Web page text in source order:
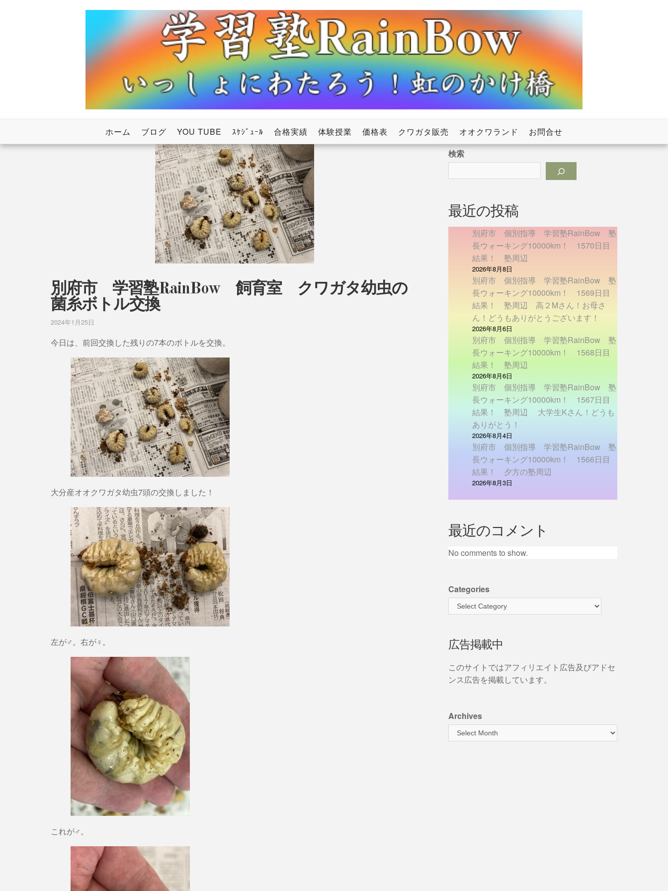
学習塾RainBow
ホーム ブログ YOU TUBE ｽｹｼﾞｭｰﾙ 合格実績 体験授業 価格表 クワガタ販売 オオクワランド お問合せ
別府市 学習塾RainBow 飼育室 クワガタ幼虫の
菌糸ボトル交換
2024年1月25日
今日は、前回交換した残りの7本のボトルを交換。
大分産オオクワガタ幼虫7頭の交換しました！
左が♂。右が♀。
これが♂。
検索
最近の投稿
別府市 個別指導 学習塾RainBow 塾
長ウォーキング10000km！ 1570日目
結果！ 塾周辺
2026年8月8日
別府市 個別指導 学習塾RainBow 塾
長ウォーキング10000km！ 1569日目
結果！ 塾周辺 高２Mさん！お母さ
ん！どうもありがとうございます！
2026年8月6日
別府市 個別指導 学習塾RainBow 塾
長ウォーキング10000km！ 1568日目
結果！ 塾周辺
2026年8月6日
別府市 個別指導 学習塾RainBow 塾
長ウォーキング10000km！ 1567日目
結果！ 塾周辺 大学生Kさん！どうも
ありがとう！
2026年8月4日
別府市 個別指導 学習塾RainBow 塾
長ウォーキング10000km！ 1566日目
結果！ 夕方の塾周辺
2026年8月3日
最近のコメント
No comments to show.
Categories
広告掲載中
このサイトではアフィリエイト広告及びアドセ
ンス広告を掲載しています。
Archives